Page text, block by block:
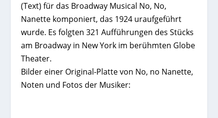
(Text) für das Broadway Musical No, No,
Nanette komponiert, das 1924 uraufgeführt
wurde. Es folgten 321 Aufführungen des Stücks
am Broadway in New York im berühmten Globe
Theater.
Bilder einer Original-Platte von No, no Nanette,
Noten und Fotos der Musiker: